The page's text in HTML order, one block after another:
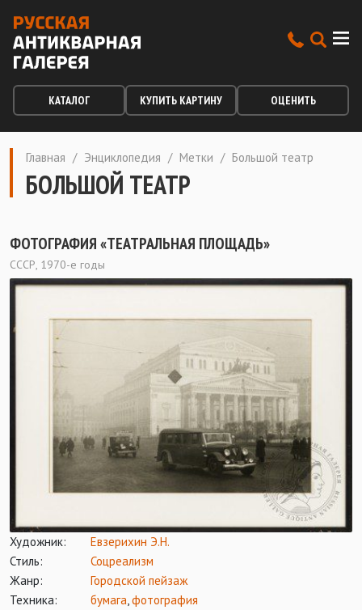
КАТАЛОГ КУПИТЬ КАРТИНУ ОЦЕНИТЬ
Главная / Энциклопедия / Метки / Большой театр
БОЛЬШОЙ ТЕАТР
ФОТОГРАФИЯ «ТЕАТРАЛЬНАЯ ПЛОЩАДЬ»
СССР, 1970-е годы
Художник:
Евзерихин Э.Н.
Стиль:
Соцреализм
Жанр:
Городской пейзаж
Техника:
бумага фотография